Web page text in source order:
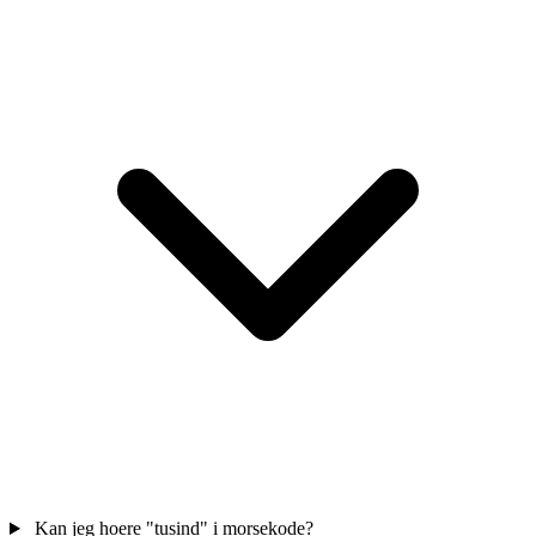
Kan jeg hoere "tusind" i morsekode?